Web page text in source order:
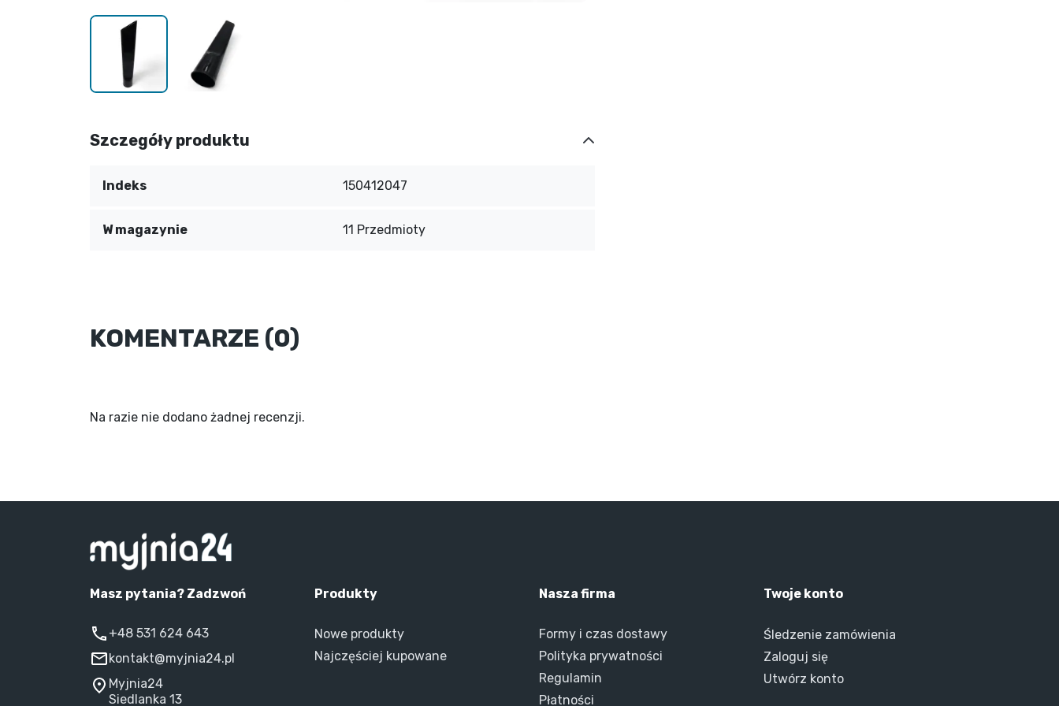
Szczegóły produktu
Indeks 150412047
W magazynie 11 Przedmioty
KOMENTARZE (0)
Na razie nie dodano żadnej recenzji.
Masz pytania? Zadzwoń
+48 531 624 643
kontakt@myjnia24.pl
Myjnia24
Siedlanka 13
Produkty
Nowe produkty
Najczęściej kupowane
Nasza firma
Formy i czas dostawy
Polityka prywatności
Regulamin
Płatności
Twoje konto
Śledzenie zamówienia
Zaloguj się
Utwórz konto